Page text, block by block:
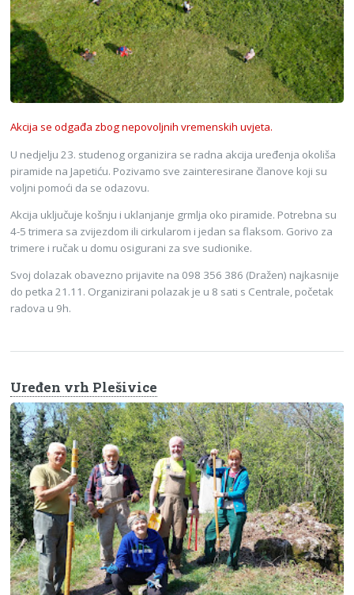
Akcija se odgađa zbog nepovoljnih vremenskih uvjeta.
U nedjelju 23. studenog organizira se radna akcija uređenja okoliša
piramide na Japetiću. Pozivamo sve zainteresirane članove koji su
voljni pomoći da se odazovu.
Akcija uključuje košnju i uklanjanje grmlja oko piramide. Potrebna su
4-5 trimera sa zvijezdom ili cirkularom i jedan sa flaksom. Gorivo za
trimere i ručak u domu osigurani za sve sudionike.
Svoj dolazak obavezno prijavite na 098 356 386 (Dražen) najkasnije
do petka 21.11. Organizirani polazak je u 8 sati s Centrale, početak
radova u 9h.
Uređen vrh Plešivice